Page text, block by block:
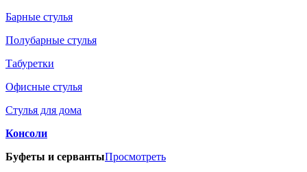
Барные стулья
Полубарные стулья
Табуретки
Офисные стулья
Стулья для дома
Консоли
Буфеты и сервантыПросмотреть